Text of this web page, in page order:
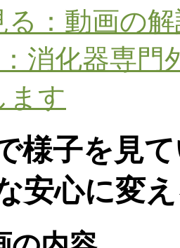
る：動画の
：消化器専
ます
様子を見
安心に変